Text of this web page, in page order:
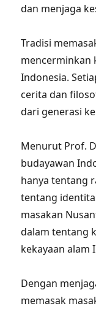
dan menjaga
Tradisi
mencerminkan
Indonesia.
cerita dan
dari generasi
Menurut Prof.
budayawan
hanya tentang
tentang
masakan
dalam tentang
kekayaan alam
Dengan
memasak